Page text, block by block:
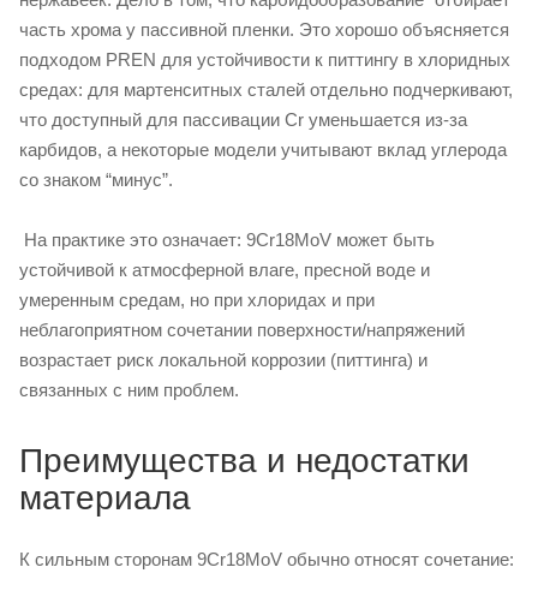
часть хрома у пассивной пленки. Это хорошо объясняется
подходом PREN для устойчивости к питтингу в хлоридных
средах: для мартенситных сталей отдельно подчеркивают,
что доступный для пассивации Cr уменьшается из‑за
карбидов, а некоторые модели учитывают вклад углерода
со знаком “минус”.
На практике это означает: 9Cr18MoV может быть
устойчивой к атмосферной влаге, пресной воде и
умеренным средам, но при хлоридах и при
неблагоприятном сочетании поверхности/напряжений
возрастает риск локальной коррозии (питтинга) и
связанных с ним проблем.
Преимущества и недостатки
материала
К сильным сторонам 9Cr18MoV обычно относят сочетание: